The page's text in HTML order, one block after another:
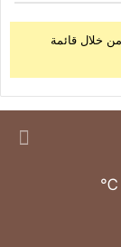
خلال قائمة
℃